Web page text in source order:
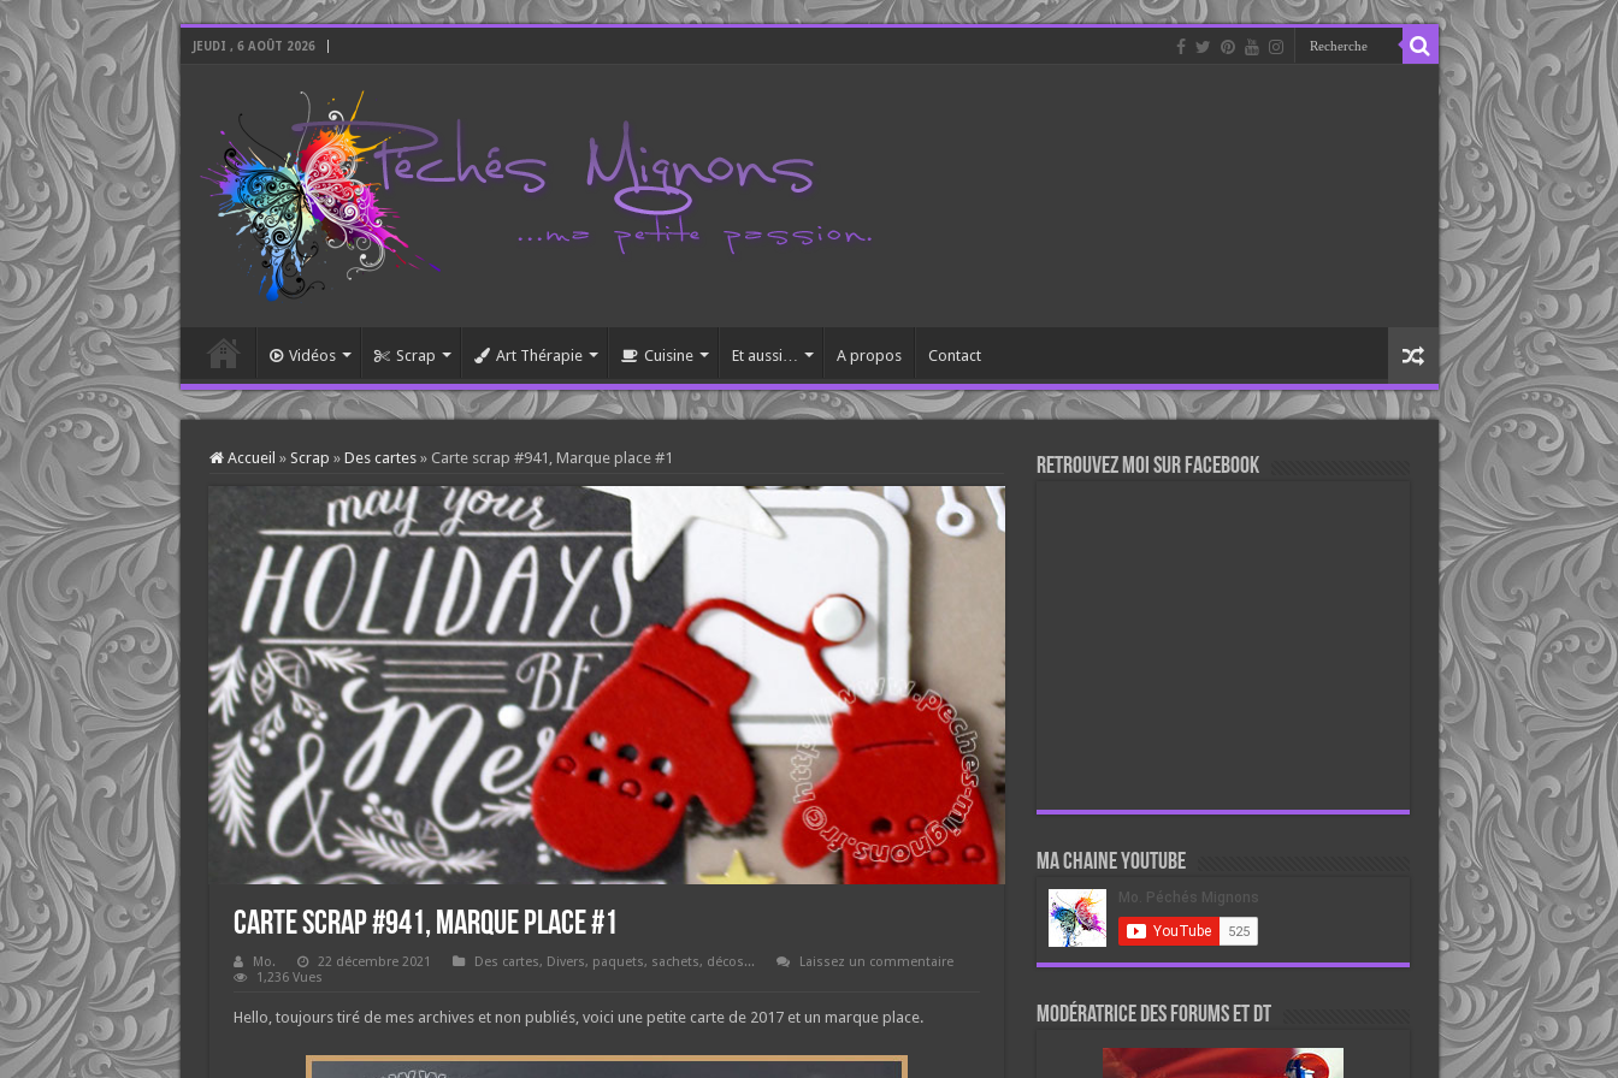
JEUDI , 6 AOÛT 2026
Vidéos Scrap Art Thérapie Cuisine Et aussi… A propos Contact
Accueil » Scrap » Des cartes » Carte scrap #941, Marque place #1
Carte scrap #941, Marque place #1
Mo. 22 décembre 2021 Des cartes, Divers, paquets, sachets, décos...
Laissez un commentaire
1,236 Vues
Hello, toujours tiré de mes archives et non publiés, voici une petite carte de 2017 et un marque place.
Retrouvez moi sur Facebook
Ma chaine Youtube
Modératrice des forums et DT